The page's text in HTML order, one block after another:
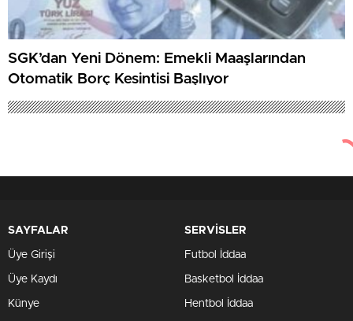
SGK’dan Yeni Dönem: Emekli Maaşlarından
Otomatik Borç Kesintisi Başlıyor
SAYFALAR
Üye Girişi
Üye Kaydı
Künye
SERVİSLER
Futbol İddaa
Basketbol İddaa
Hentbol İddaa